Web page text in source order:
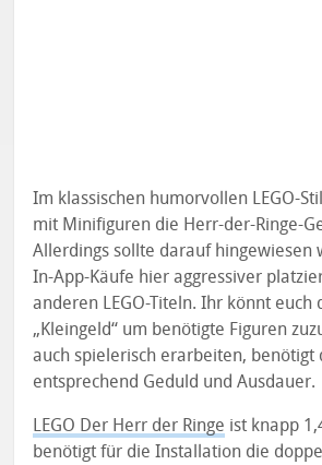
Im klassischen humorvollen LEGO-
mit Minifiguren die Herr-der-Ringe-
Allerdings sollte darauf hingewiesen
In-App-Käufe hier aggressiver
anderen LEGO-Titeln. Ihr könnt euch
„Kleingeld“ um benötigte Figuren
auch spielerisch erarbeiten, benötigt
entsprechend Geduld und Ausdauer.
LEGO Der Herr der Ringe ist knapp
benötigt für die Installation die